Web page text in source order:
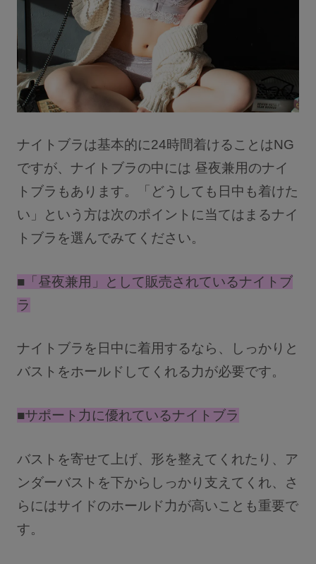
ナイトブラは基本的に24時間着けることはNG
ですが、ナイトブラの中には 昼夜兼用のナイ
トブラもあります。「どうしても日中も着けた
い」という方は次のポイントに当てはまるナイ
トブラを選んでみてください。
■「昼夜兼用」として販売されているナイトブ
ラ
ナイトブラを日中に着用するなら、しっかりと
バストをホールドしてくれる力が必要です。
■サポート力に優れているナイトブラ
バストを寄せて上げ、形を整えてくれたり、ア
ンダーバストを下からしっかり支えてくれ、さ
らにはサイドのホールド力が高いことも重要で
す。